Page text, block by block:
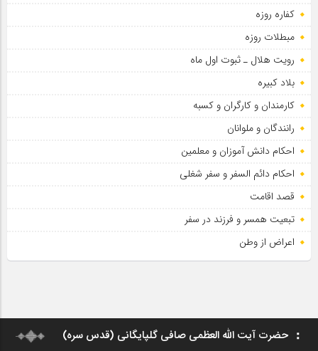
کفاره روزه
مبطلات روزه
رویت هلال ـ ثبوت اول ماه
بلاد کبیره
کارمندان و کارگران و کسبه
رانندگان و ملوانان
احکام دانش آموزان و معلمین
احکام دائم السفر و سفر شغلی
قصد اقامت
تبعیت همسر و فرزند در سفر
اعراض از وطن
حضرت آیت الله العظمی صافی گلپایگانی (قدس سره)